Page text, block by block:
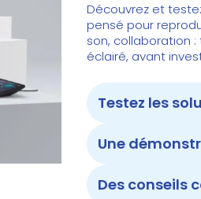
Découvrez et
pensé pour
son, collaboration
éclairé, avant
Testez les
Une
Des conseils